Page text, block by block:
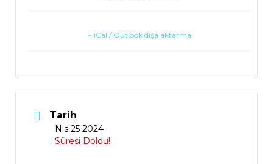
+ iCal / Outlook dışa aktarma
Tarih
Nis 25 2024
Süresi Doldu!